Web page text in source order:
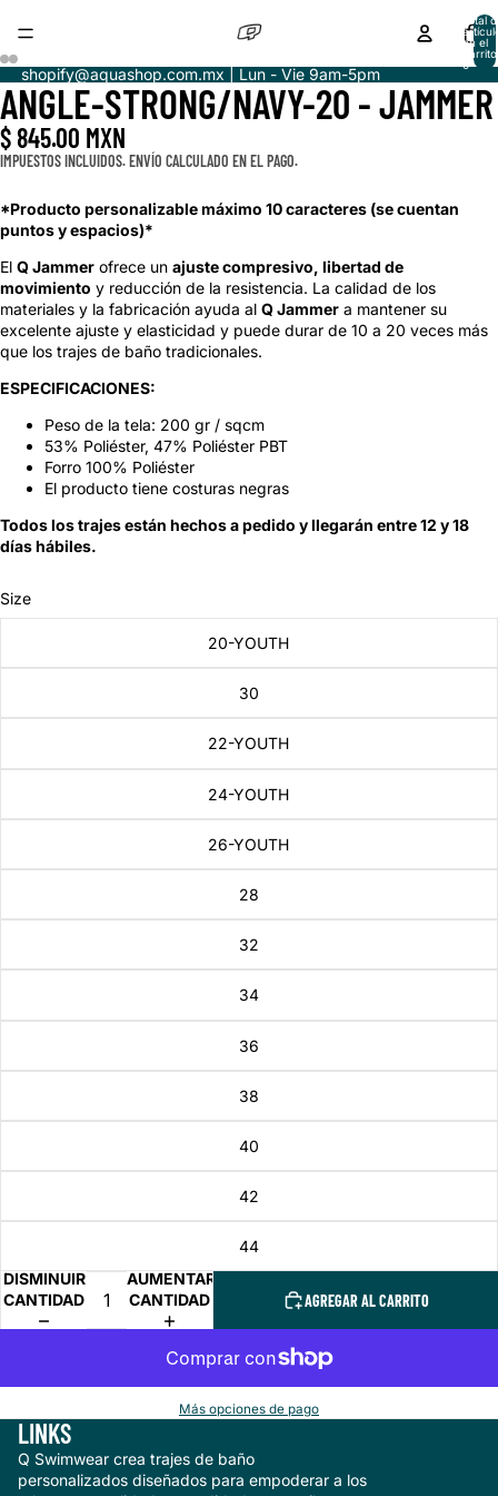
Total
en el
0
shopify@aquashop.com.mx | Lun - Vie 9am-5pm
ABRIR
IMAGEN
A
PANTALLA
ABRIR
IMAGEN
A
PANTALLA
ABRIR
IMAGEN
A
PANTALLA
ABRIR
IMAGEN
A
PANTALLA
ANGLE-STRONG/NAVY-20 - JAMMER
$ 845.00 MXN
IMPUESTOS INCLUIDOS. ENVÍO CALCULADO EN EL PAGO.
*Producto personalizable máximo 10 caracteres (se cuentan
puntos y espacios)*
El Q Jammer ofrece un ajuste compresivo, libertad de
movimiento y reducción de la resistencia. La calidad de los
materiales y la fabricación ayuda al Q Jammer a mantener su
excelente ajuste y elasticidad y puede durar de 10 a 20 veces más
que los trajes de baño tradicionales.
ESPECIFICACIONES:
Peso de la tela: 200 gr / sqcm
53% Poliéster, 47% Poliéster PBT
Forro 100% Poliéster
El producto tiene costuras negras
Todos los trajes están hechos a pedido y llegarán entre 12 y 18
días hábiles.
Size
20-YOUTH
30
22-YOUTH
24-YOUTH
26-YOUTH
28
32
34
36
38
40
42
44
DISMINUIR
CANTIDAD
AUMENTAR
CANTIDAD
AGREGAR AL CARRITO
Más opciones de pago
LINKS
Q Swimwear crea trajes de baño
personalizados diseñados para empoderar a los